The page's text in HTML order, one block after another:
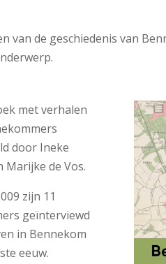
van de geschiedenis van
met verhalen
door Ineke
Marijke de Vos.
zijn 11
geïnterviewd
in Bennekom
eeuw.